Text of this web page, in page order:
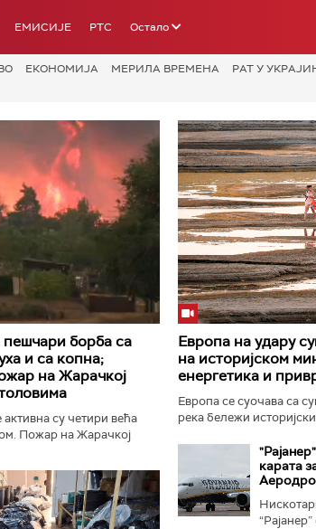
ЕМИСИЈЕ РТС Остало
ЕКОНОМИЈА МЕРИЛА ВРЕМЕНА РАТ У
пешчари борба са
и са копна;
на Жарачкој
су четири већа
Пожар на Жарачкој
Делиблатској...
Европа на удару
на историјском
енергетика и
Европа се суочава са
река бележи
карата